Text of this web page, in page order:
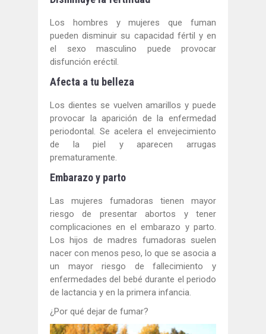
Los hombres y mujeres que fuman
pueden disminuir su capacidad fértil y en
el sexo masculino puede provocar
disfunción eréctil.
Afecta a tu belleza
Los dientes se vuelven amarillos y puede
provocar la aparición de la enfermedad
periodontal. Se acelera el envejecimiento
de la piel y aparecen arrugas
prematuramente.
Embarazo y parto
Las mujeres fumadoras tienen mayor
riesgo de presentar abortos y tener
complicaciones en el embarazo y parto.
Los hijos de madres fumadoras suelen
nacer con menos peso, lo que se asocia a
un mayor riesgo de fallecimiento y
enfermedades del bebé durante el periodo
de lactancia y en la primera infancia.
¿Por qué dejar de fumar?